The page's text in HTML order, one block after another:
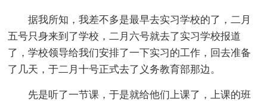
据我所知，我差不多是最早去实习学校的了，二月
五号只身来到了学校，二月六号就去了实习学校报道
了，学校领导给我们安排了一下实习的工作，回去准备
了几天，于二月十号正式去了义务教育部那边。
先是听了一节课，于是就给他们上课了，上课的班